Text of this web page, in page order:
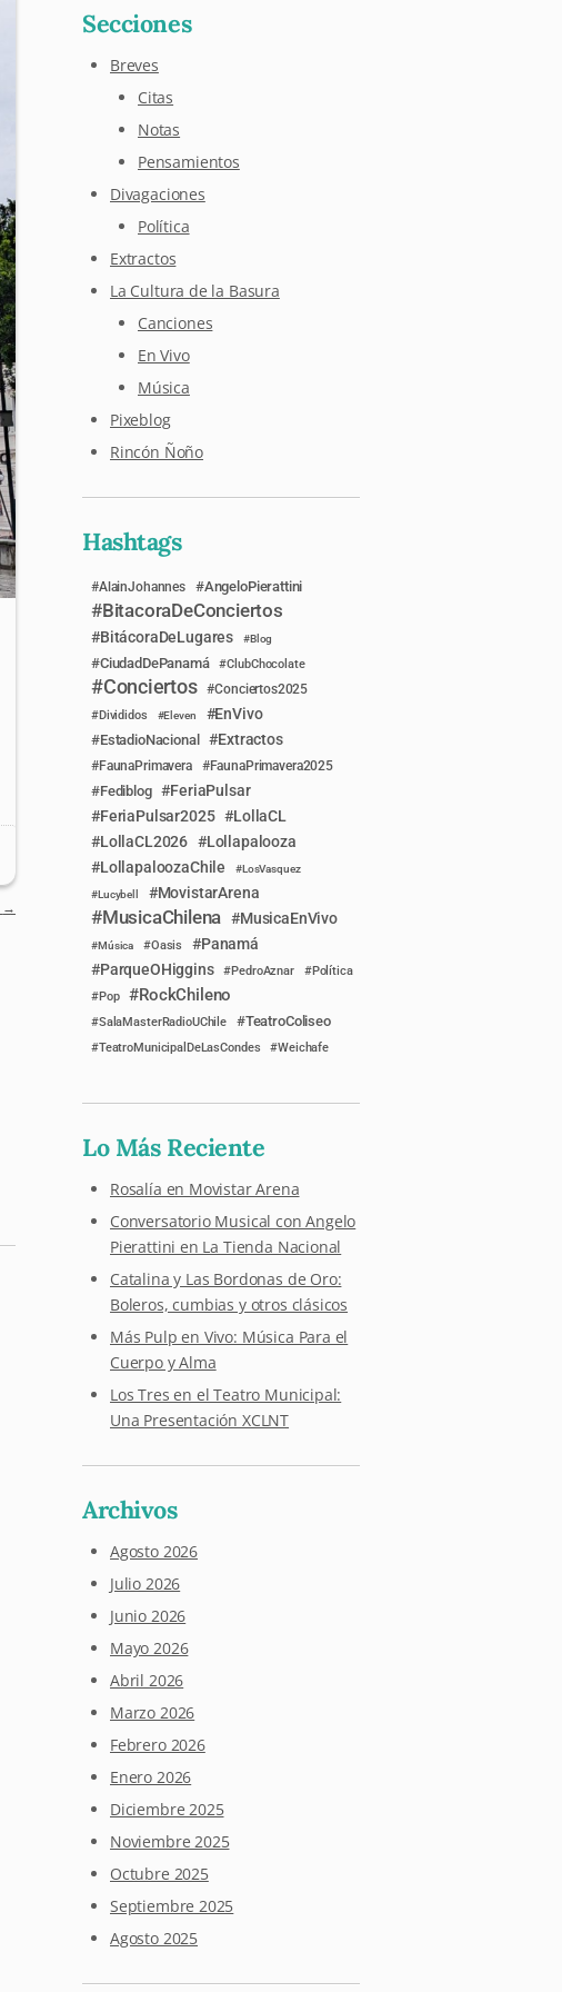
→
Secciones
Breves
Citas
Notas
Pensamientos
Divagaciones
Política
Extractos
La Cultura de la Basura
Canciones
En Vivo
Música
Pixeblog
Rincón Ñoño
Hashtags
AlainJohannes AngeloPierattini
BitacoraDeConciertos
BitácoraDeLugares Blog
CiudadDePanamá ClubChocolate
Conciertos Conciertos2025
Divididos Eleven EnVivo
EstadioNacional Extractos
FaunaPrimavera FaunaPrimavera2025
Fediblog
FeriaPulsar
FeriaPulsar2025
LollaCL
LollaCL2026
Lollapalooza
LollapaloozaChile
LosVasquez
Lucybell
MovistarArena
MusicaChilena MusicaEnVivo
Música Oasis
Panamá
ParqueOHiggins
PedroAznar
Política
Pop
RockChileno
SalaMasterRadioUChile TeatroColiseo
TeatroMunicipalDeLasCondes Weichafe
Lo Más Reciente
Rosalía en Movistar Arena
Conversatorio Musical con Angelo
Pierattini en La Tienda Nacional
Catalina y Las Bordonas de Oro:
Boleros, cumbias y otros clásicos
Más Pulp en Vivo: Música Para el
Cuerpo y Alma
Los Tres en el Teatro Municipal:
Una Presentación XCLNT
Archivos
Agosto 2026
Julio 2026
Junio 2026
Mayo 2026
Abril 2026
Marzo 2026
Febrero 2026
Enero 2026
Diciembre 2025
Noviembre 2025
Octubre 2025
Septiembre 2025
Agosto 2025